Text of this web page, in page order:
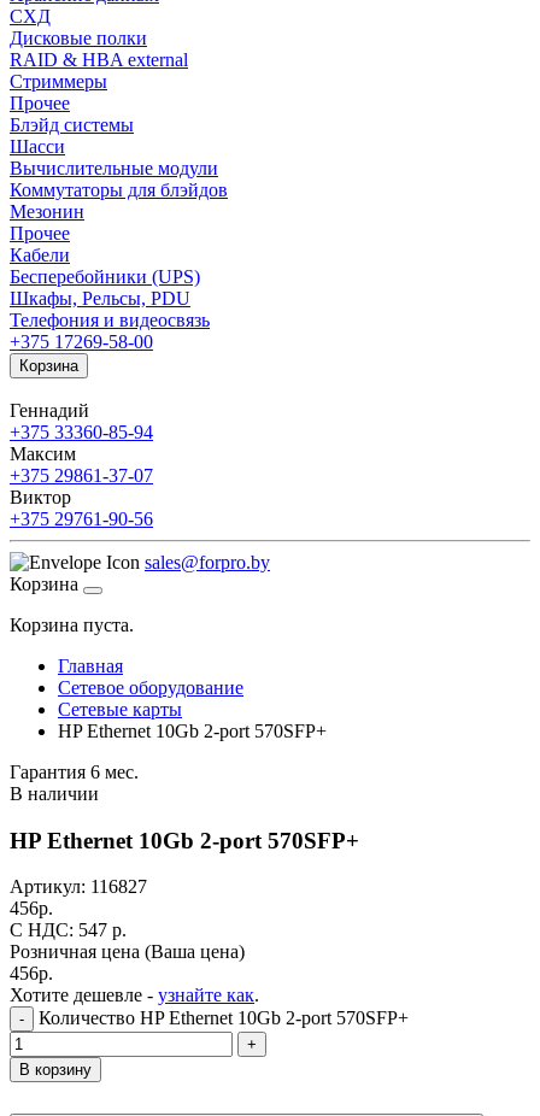
СХД
Дисковые полки
RAID & HBA external
Стриммеры
Прочее
Блэйд системы
Шасси
Вычислительные модули
Коммутаторы для блэйдов
Мезонин
Прочее
Кабели
Бесперебойники (UPS)
Шкафы, Рельсы, PDU
Телефония и видеосвязь
+375 17269-58-00
Корзина
Геннадий
+375 33360-85-94
Максим
+375 29861-37-07
Виктор
+375 29761-90-56
sales@forpro.by
Корзина
Корзина пуста.
Главная
Сетевое оборудование
Сетевые карты
HP Ethernet 10Gb 2-port 570SFP+
Гарантия 6 мес.
В наличии
HP Ethernet 10Gb 2-port 570SFP+
Артикул: 116827
456р.
C НДС: 547 р.
Розничная цена (Ваша цена)
456р.
Хотите дешевле - узнайте как.
- Количество HP Ethernet 10Gb 2-port 570SFP+
+
В корзину